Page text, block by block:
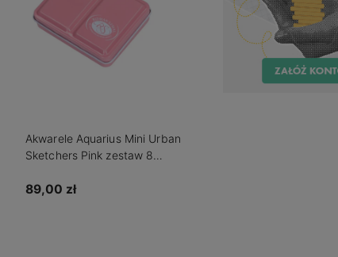
Akwarele Aquarius Mini Urban
Sketchers Pink zestaw 8
89,00 zł